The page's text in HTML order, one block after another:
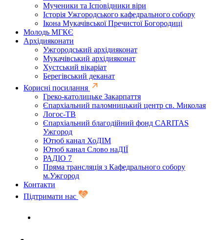
Мученики та Ісповідники віри
Історія Ужгородського кафедрального собору
Ікона Мукачівської Пречистої Богородиці
Молодь МГКЄ
Архідияконати
Ужгородський архідияконат
Мукачівський архідияконат
Хустський вікаріат
Берегівський деканат
Корисні посилання
Греко-католицьке Закарпаття
Єпархіальний паломницький центр св. Миколая
Логос-ТВ
Єпархіальний благодійний фонд CARITAS
Ужгород
Ютюб канал ХоДІМ
Ютюб канал Слово наДІЇ
РАДІО 7
Пряма трансляція з Кафедрального собору
м.Ужгород
Контакти
Підтримати нас